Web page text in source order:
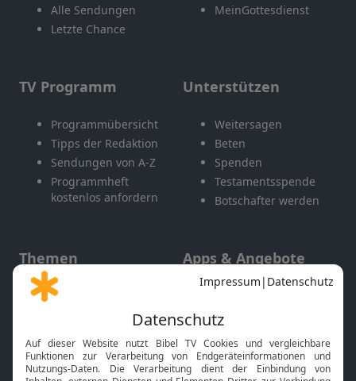
Alle Sendungen
Letzte Chance
MeinGottesdienst
TV Programm
Programmübersicht
Tipps der Redaktion
Sendungen von A-Z
Programmheft
kostenlos anfordern
Unterstützen
Weitersagen
Beten
Spenden
Testamentsspende
Botschafter werden
Themen
Gott und Bibel erklärt
Neuigkeiten
Apps & Angebote
Mobile App
Smart TV
HbbTV